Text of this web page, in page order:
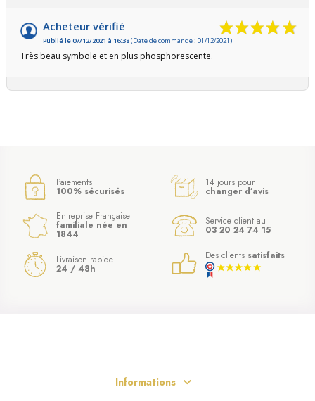
Acheteur vérifié
Publié le 07/12/2021 à 16:38(Date de commande : 01/12/2021)
Très beau symbole et en plus phosphorescente.
Paiements
100% sécurisés
14 jours pour
changer d’avis
Entreprise Française
familiale née en
1844
Service client au
03 20 24 74 15
Livraison rapide
24 / 48h
Des clients satisfaits
Informations